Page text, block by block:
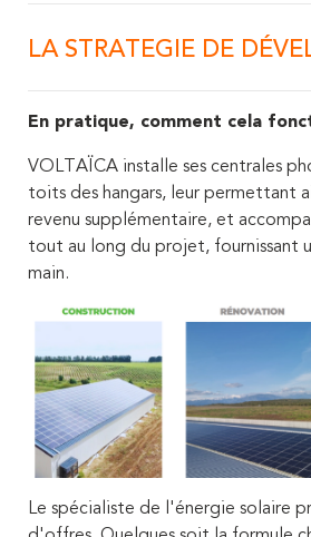
LA STRATEGIE DE
En pratique, comment cela
VOLTAÏCA installe ses centrales
toits des hangars, leur permettant
revenu supplémentaire, et
tout au long du projet, fournissant
main.
Le spécialiste de l'énergie solaire